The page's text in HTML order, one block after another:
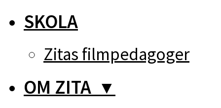
SKOLA
Zitas filmpedagoger
OM ZITA ▼